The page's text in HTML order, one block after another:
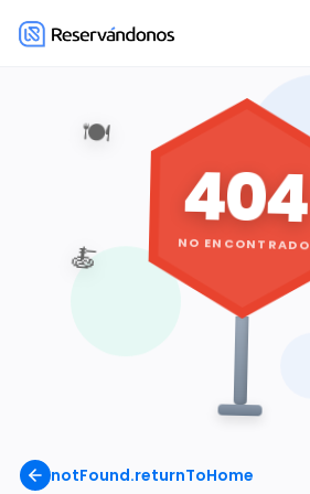
notFound.returnToHome
🍽️
🍝
404
NO ENCONTRADO